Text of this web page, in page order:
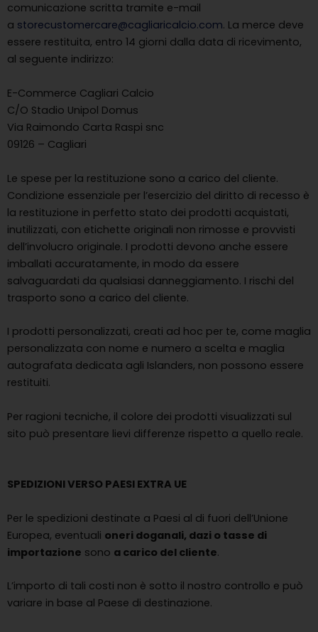
comunicazione scritta tramite e-mail
a storecustomercare@cagliaricalcio.com. La merce deve
essere restituita, entro 14 giorni dalla data di ricevimento,
al seguente indirizzo:
E-Commerce Cagliari Calcio
C/O Stadio Unipol Domus
Via Raimondo Carta Raspi snc
09126 – Cagliari
Le spese per la restituzione sono a carico del cliente.
Condizione essenziale per l’esercizio del diritto di recesso è
la restituzione in perfetto stato dei prodotti acquistati,
inutilizzati, con etichette originali non rimosse e provvisti
dell’involucro originale. I prodotti devono anche essere
imballati accuratamente, in modo da essere
salvaguardati da qualsiasi danneggiamento. I rischi del
trasporto sono a carico del cliente.
I prodotti personalizzati, creati ad hoc per te, come maglia
personalizzata con nome e numero a scelta e maglia
autografata dedicata agli Islanders, non possono essere
restituiti.
Per ragioni tecniche, il colore dei prodotti visualizzati sul
sito può presentare lievi differenze rispetto a quello reale.
SPEDIZIONI VERSO PAESI EXTRA UE
Per le spedizioni destinate a Paesi al di fuori dell’Unione
Europea, eventuali oneri doganali, dazi o tasse di
importazione sono a carico del cliente.
L’importo di tali costi non è sotto il nostro controllo e può
variare in base al Paese di destinazione.